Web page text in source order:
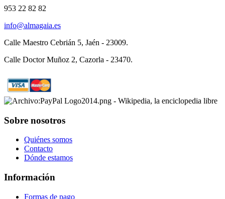
953 22 82 82
info@almagaia.es
Calle Maestro Cebrián 5, Jaén - 23009.
Calle Doctor Muñoz 2, Cazorla - 23470.
Sobre nosotros
Quiénes somos
Contacto
Dónde estamos
Información
Formas de pago